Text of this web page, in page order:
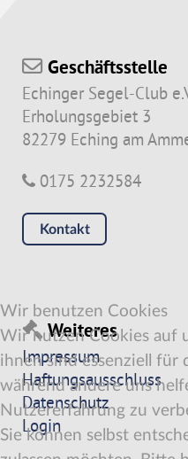
Geschäftsstelle
Echinger Segel-Club
Erholungsgebiet 3
82279 Eching am
0175 2232584
Kontakt
Weiteres
Impressum
Haftungsausschluss
Datenschutz
Login
Wir benutzen Cookies
Wir nutzen Cookies auf
ihnen sind essenziell für
während andere uns
Nutzererfahrung zu
Sie können selbst